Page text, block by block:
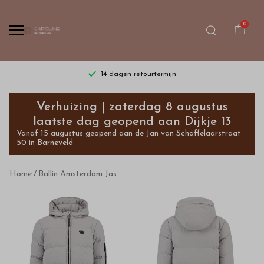
0
14 dagen retourtermijn
Ballin
Amsterdam
Jas
Bestel
kinderkleding
van
Verhuizing | zaterdag 8 augustus
laatste dag geopend aan Dijkje 13
Vanaf 15 augustus geopend aan de Jan van Schaffelaarstraat
50 in Barneveld
Home Ballin Amsterdam Jas